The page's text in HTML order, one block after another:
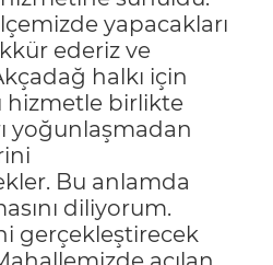
yapacakları
ederiz ve
halkı için
hizmetle birlikte
yoğunlaşmadan
Bu anlamda
diliyorum.
gerçekleştirecek